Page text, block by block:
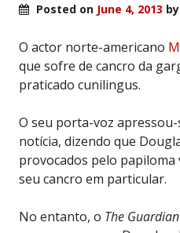
Posted on June 4, 2013 by
O actor norte-americano
que sofre de cancro da
praticado cunilingus.
O seu porta-voz
notícia, dizendo que
provocados pelo
seu cancro em particular.
No entanto, o The Guardian